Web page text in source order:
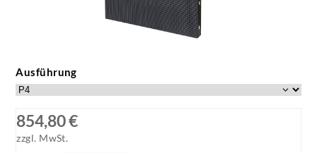
LED Outdoor Cabinet - White Background
Ausführung
854,80 €
zzgl. MwSt.